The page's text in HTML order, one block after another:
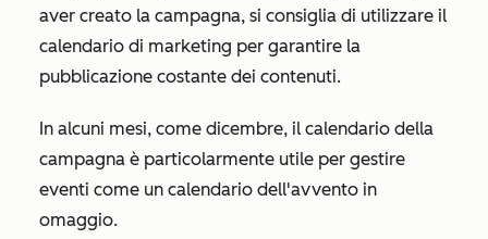
aver creato la campagna, si consiglia di utilizzare il
calendario di marketing per garantire la
pubblicazione costante dei contenuti.
In alcuni mesi, come dicembre, il calendario della
campagna è particolarmente utile per gestire
eventi come un calendario dell'avvento in
omaggio.